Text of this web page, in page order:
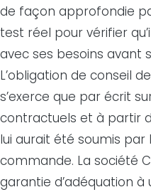
de façon approfondie
test réel pour vérifier
avec ses besoins avant
L’obligation de conseil
s’exerce que par écrit
contractuels et à partir
lui aurait été soumis par
commande. La société
garantie d’adéquation